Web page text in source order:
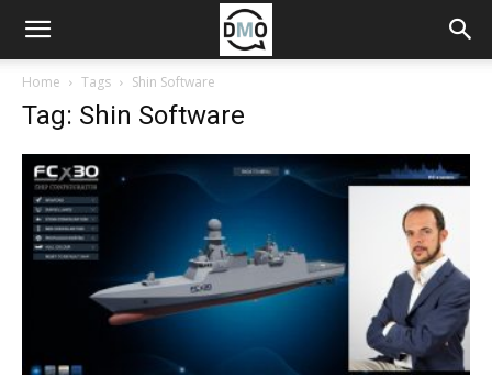
Home Tags Shin Software
Tag: Shin Software